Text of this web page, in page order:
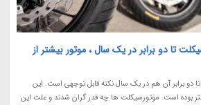
تا دو برابر در یک سال ، موتور بیشتر از
دو برابر آن هم در یک سال نکته قابل توجهی است. این
بوده است. موتورسیکلت ها چه قدر گران شدند و علت این